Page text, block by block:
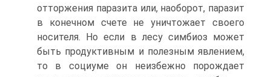
отторжения паразита или, наоборот, паразит
в конечном счете не уничтожает своего
носителя. Но если в лесу симбиоз может
быть продуктивным и полезным явлением,
то в социуме он неизбежно порождает